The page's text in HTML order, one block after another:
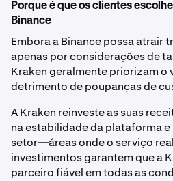
Porque é que os clientes
Binance
Embora a Binance possa atrair
apenas por considerações de
Kraken geralmente priorizam o
detrimento de poupanças de
A Kraken reinveste as suas
na estabilidade da plataforma
setor—áreas onde o serviço
investimentos garantem que a
parceiro fiável em todas as